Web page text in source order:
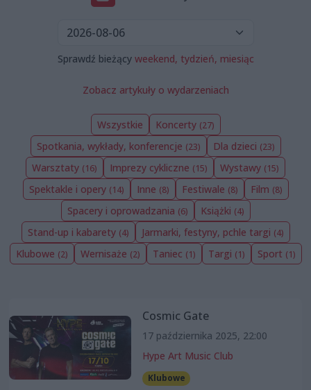
Sprawdź bieżący weekend, tydzień, miesiąc
Zobacz artykuły o wydarzeniach
Wszystkie Koncerty (27)
Spotkania, wykłady, konferencje (23) Dla dzieci (23)
Warsztaty (16) Imprezy cykliczne (15) Wystawy (15)
Spektakle i opery (14) Inne (8) Festiwale (8) Film (8)
Spacery i oprowadzania (6) Książki (4)
Stand-up i kabarety (4) Jarmarki, festyny, pchle targi (4)
Klubowe (2) Wernisaże (2) Taniec (1) Targi (1) Sport (1)
Cosmic Gate
17 października 2025, 22:00
Hype Art Music Club
Klubowe